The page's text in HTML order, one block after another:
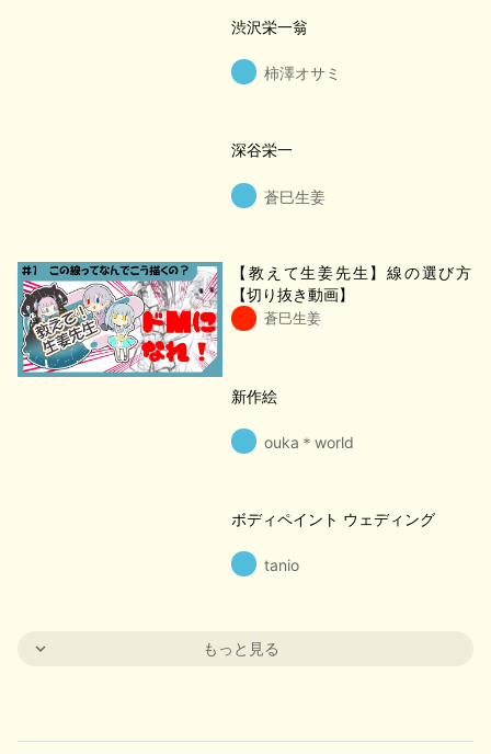
渋沢栄一翁
柿澤オサミ
深谷栄一
蒼巳生姜
【教えて生姜先生】線の選び方
【切り抜き動画】
蒼巳生姜
新作絵
ouka＊world
ボディペイント ウェディング
tanio
もっと見る